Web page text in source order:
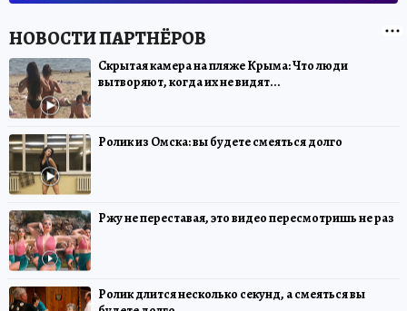
Скрытая камера на пляже Крыма: Что люди
вытворяют, когда их не видят...
Ролик из Омска: вы будете смеяться долго
Ржу не переставая, это видео пересмотришь не раз
Ролик длится несколько секунд, а смеяться вы